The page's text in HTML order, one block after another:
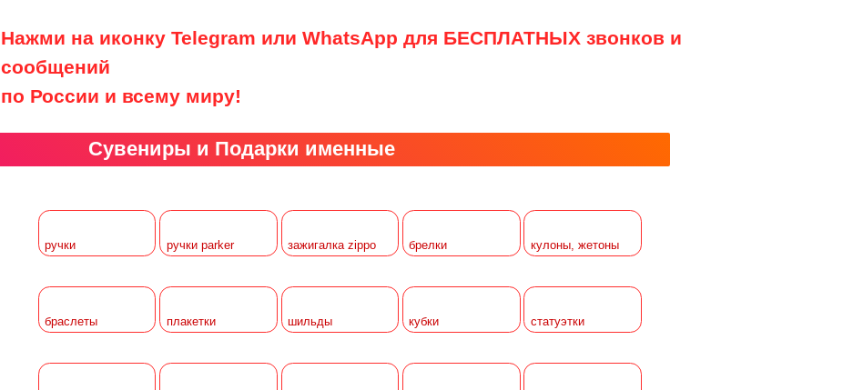
Нажми на иконку Telegram или WhatsApp для БЕСПЛАТНЫХ звонков и
сообщений
по России и всему миру!
Сувениры и Подарки именные
ручки ручки parker зажигалка zippo брелки кулоны, жетоны
браслеты плакетки шильды кубки статуэтки